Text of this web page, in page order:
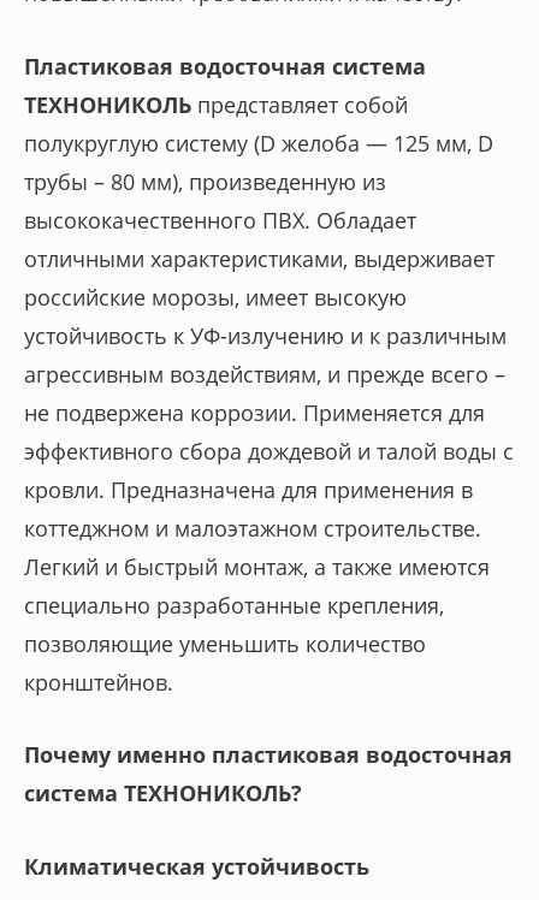
Пластиковая водосточная система
ТЕХНОНИКОЛЬ представляет собой
полукруглую систему (D желоба — 125 мм, D
трубы – 80 мм), произведенную из
высококачественного ПВХ. Обладает
отличными характеристиками, выдерживает
российские морозы, имеет высокую
устойчивость к УФ-излучению и к различным
агрессивным воздействиям, и прежде всего –
не подвержена коррозии. Применяется для
эффективного сбора дождевой и талой воды с
кровли. Предназначена для применения в
коттеджном и малоэтажном строительстве.
Легкий и быстрый монтаж, а также имеются
специально разработанные крепления,
позволяющие уменьшить количество
кронштейнов.
Почему именно пластиковая водосточная
система ТЕХНОНИКОЛЬ?
Климатическая устойчивость